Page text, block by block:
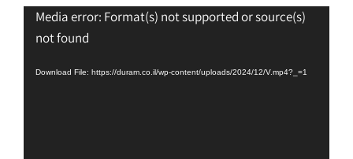
Video
Media error: Format(s) not supported or source(s)
not found
Download File: https://duram.co.il/wp-content/uploads/2024/12/V.mp4?_=1